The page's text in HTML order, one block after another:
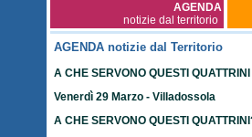
AGENDA
notizie dal territorio
AGENDA notizie dal Territorio
A CHE SERVONO QUESTI
Venerdì 29 Marzo - Villadossola
A CHE SERVONO QUESTI